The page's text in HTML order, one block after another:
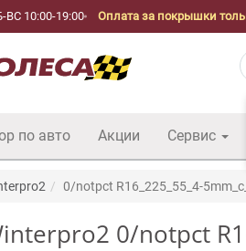
10:00-19:00 Оплата за покрышки
по авто Акции Сервис
0/notpct R16_225_55_4-
0/notpct